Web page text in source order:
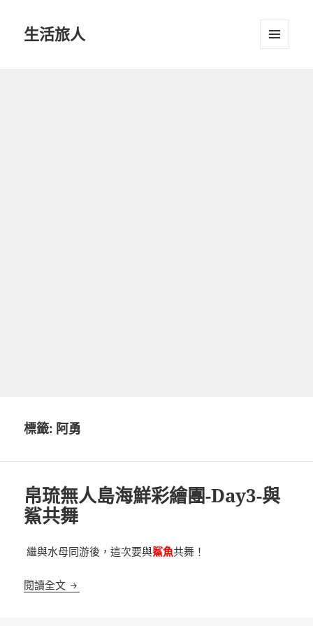
生活旅人
標籤: 阿勇
帛琉無人島海鮮彩繪團-Day3-與
鯊共舞
繼與水母同游後，這次要與鯊魚共舞！
閱讀全文 帛琉無人島海鮮彩繪團-Day3-與鯊共舞